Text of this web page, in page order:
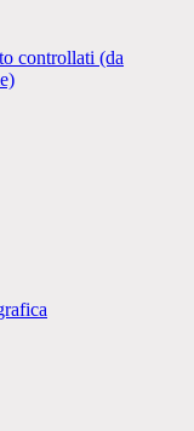
controllati (da